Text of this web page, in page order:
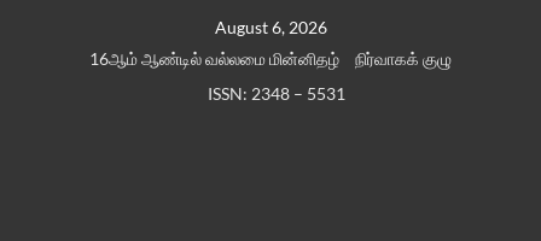
August 6, 2026
16ஆம் ஆண்டில் வல்லமை மின்னிதழ்
நிர்வாகக் குழு
ISSN: 2348 – 5531